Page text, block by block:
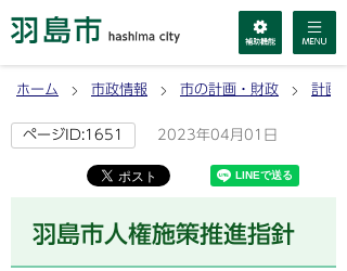
ホーム 市政情報 市の計画・財政 計画
ページID:1651 2023年04月01日
羽島市人権施策推進指針